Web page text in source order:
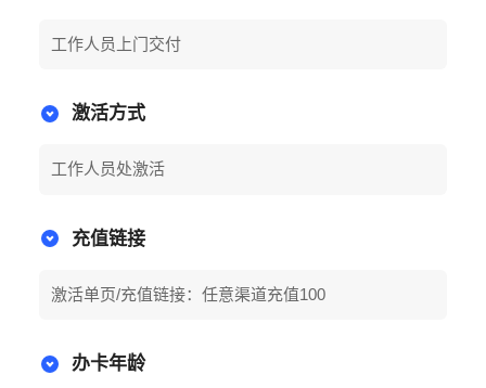
工作人员上门交付
激活方式
工作人员处激活
充值链接
激活单页/充值链接：任意渠道充值100
办卡年龄